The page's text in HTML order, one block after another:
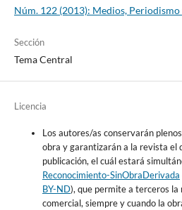
Núm. 122 (2013): Medios,
Sección
Tema Central
Licencia
Los autores/as conservarán
obra y garantizarán a la revista el
publicación, el cuál estará
Reconocimiento-SinObraDerivada
BY-ND), que permite a terceros
comercial, siempre y cuando la